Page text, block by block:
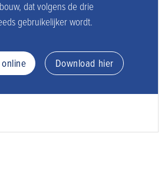
dat volgens de drie
gebruikelijker wordt.
Download hier